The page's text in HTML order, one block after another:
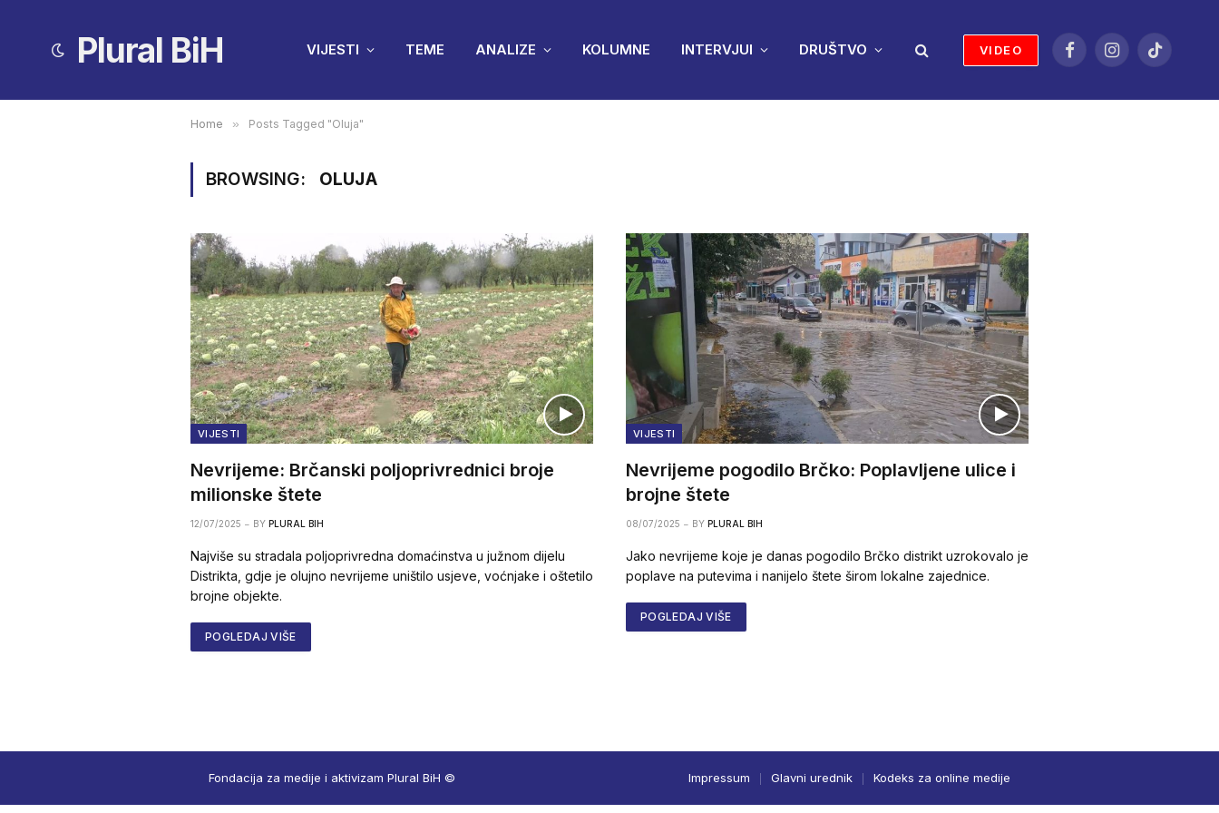
Plural BiH VIJESTI TEME ANALIZE KOLUMNE INTERVJUI DRUŠTVO VIDEO
FacebookInstagramTikTok
Home » Posts Tagged "Oluja"
BROWSING: OLUJA
VIJESTI
Nevrijeme: Brčanski poljoprivrednici broje
milionske štete
12/07/2025 BY PLURAL BIH
Najviše su stradala poljoprivredna domaćinstva u južnom dijelu
Distrikta, gdje je olujno nevrijeme uništilo usjeve, voćnjake i oštetilo
brojne objekte.
POGLEDAJ VIŠE
VIJESTI
Nevrijeme pogodilo Brčko: Poplavljene ulice i
brojne štete
08/07/2025 BY PLURAL BIH
Jako nevrijeme koje je danas pogodilo Brčko distrikt uzrokovalo je
poplave na putevima i nanijelo štete širom lokalne zajednice.
POGLEDAJ VIŠE
Fondacija za medije i aktivizam Plural BiH © Impressum Glavni urednik Kodeks za online medije